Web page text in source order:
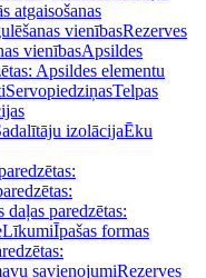
atgaisošanas
vienībasRezerves
vienībasApsildes
Apsildes elementu
ServopiedziņasTelpas
izolācijaĒku
daļas paredzētas:
LīkumiĪpašas formas
savienojumiRezerves